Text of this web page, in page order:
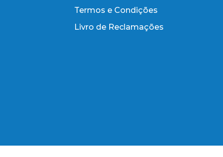
Termos e Condições
Livro de Reclamações